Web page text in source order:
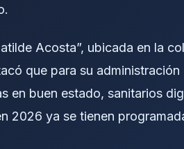
Acosta”, ubicada en la
que para su
en buen estado, sanitarios
2026 ya se tienen